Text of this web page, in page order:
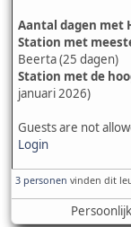
Aantal dagen met
Station met
Beerta (25 dagen)
Station met de
januari 2026)
Guests are not
Login
3 personen vinden dit